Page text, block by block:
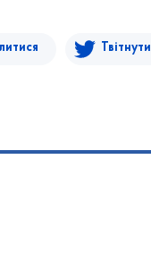
Твітнути